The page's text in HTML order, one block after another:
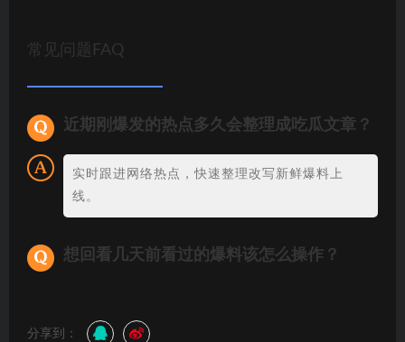
常见问题FAQ
近期刚爆发的热点多久会整理成吃瓜文章？
实时跟进网络热点，快速整理改写新鲜爆料上
线。
想回看几天前看过的爆料该怎么操作？
分享到：